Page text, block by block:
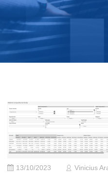
13/10/2023 Vinicius